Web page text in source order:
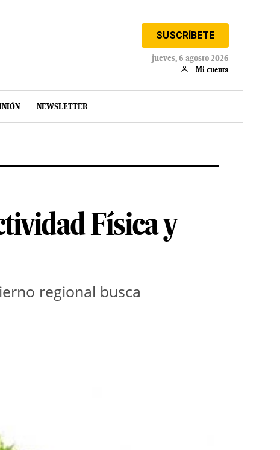
SUSCRÍBETE
jueves, 6 agosto 2026
Mi cuenta
NEWSLETTER
Física y
regional busca